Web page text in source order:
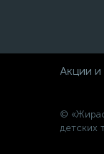
Акции и
©
детских